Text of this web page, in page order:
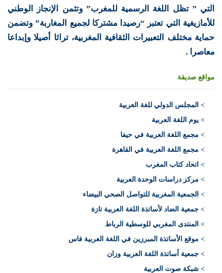
التي ” تظل اللغة الرسمية للمغرب” وتثمن الإنجاز الوطني
للأمازيغية التي تعتبر “رصيدا مشتركا لجميع المغاربة” وتضمن
حماية مختلف التعبيرات الثقافية المغربية، تراثا أصيلا وإبداعا
معاصرا .
مواقع صديقة
> المجلس الدولي للغة العربية
> يوم اللغة العربية
> مجمع اللغة العربية في حيفا
> مجمع اللغة العربية في القاهرة
> اتحاد كتاب المغرب
> مركز دراسات الوحدة العربية
> الجمعية المغربية للتواصل الصحي البيضاء
> جمعية الضاد لأساتذة اللغة العربية تازة
> المنتدى المغربي للوسطية الرباط
> موقع الأساتذة المبرزين في اللغة العربية فاس
> جمعية أساتذة اللغة العربية وزان
> شبكة صوت العربية